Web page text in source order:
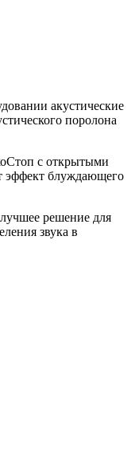
акустические
поролона
с открытыми
эффект блуждающего
решение для
звука в